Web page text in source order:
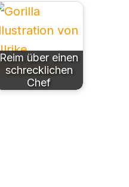
Reim über einen
schrecklichen
Chef